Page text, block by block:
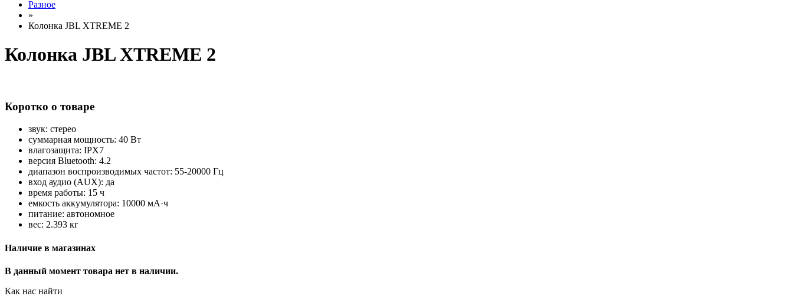
Разное
»
Колонка JBL XTREME 2
Колонка JBL XTREME 2
Коротко о товаре
звук: стерео
суммарная мощность: 40 Вт
влагозащита: IPX7
версия Bluetooth: 4.2
диапазон воспроизводимых частот: 55-20000 Гц
вход аудио (AUX): да
время работы: 15 ч
емкость аккумулятора: 10000 мА·ч
питание: автономное
вес: 2.393 кг
Наличие в магазинах
В данный момент товара нет в наличии.
Как нас найти